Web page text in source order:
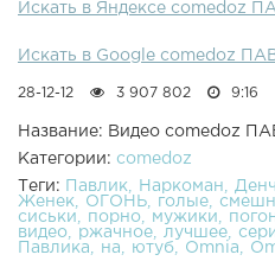
Искать в Яндексе comedoz
Искать в Google comedoz
28-12-12 3 907 802 9:16
Название: Видео comedoz
Категории: comedoz
Теги:
Павлик Наркоман
Женек
ОГОНЬ голые
сиськи
порно мужики
видео
ржачное лучшее
Павлика
на ютуб Omnia